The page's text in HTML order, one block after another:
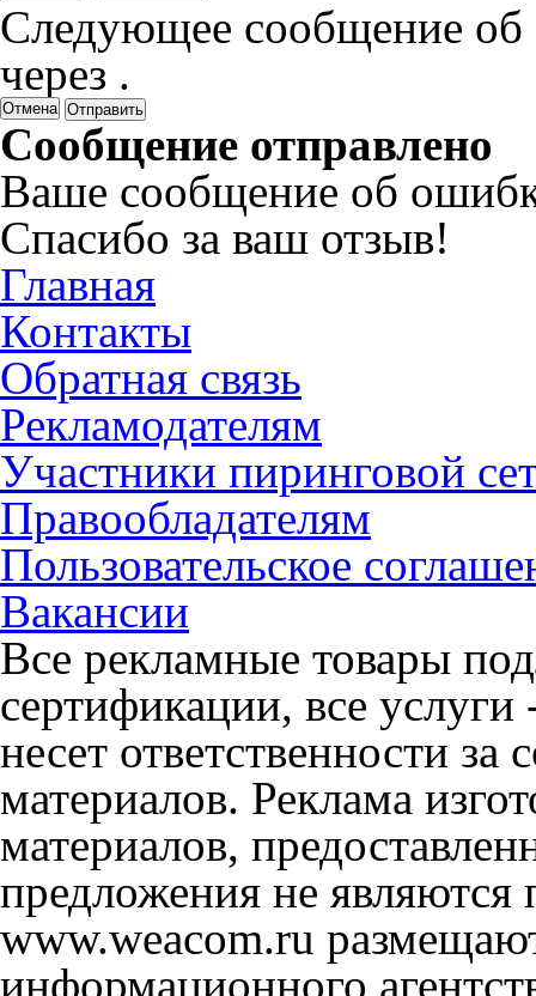
Следующее сообщение об
через .
Отмена
Сообщение отправлено
Ваше сообщение об
Спасибо за ваш отзыв!
Главная
Контакты
Обратная связь
Рекламодателям
Участники пиринговой
Правообладателям
Пользовательское
Вакансии
Все рекламные товары
сертификации, все
несет ответственности
материалов. Реклама
материалов,
предложения не
www.weacom.ru
информационного